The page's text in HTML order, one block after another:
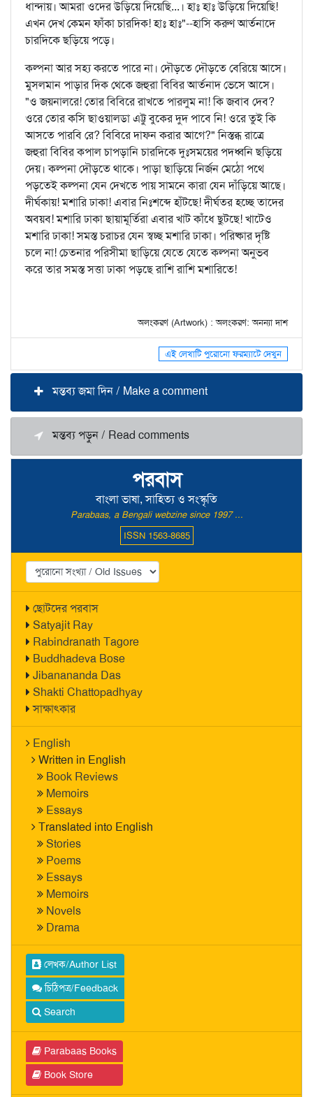
পরবাস
বাংলা ভাষা, সাহিত্য ও সংস্কৃতি
Parabaas, a Bengali webzine since 1997 ...
ISSN 1563-8685
ছোটদের পরবাস
Satyajit Ray
Rabindranath Tagore
Buddhadeva Bose
Jibanananda Das
Shakti Chattopadhyay
সাক্ষাৎকার
English
Written in English
Book Reviews
Memoirs
Essays
Translated into English
Stories
Poems
Essays
Memoirs
Novels
Drama
লেখক/Author List
চিঠিপত্র/Feedback
Search
Parabaas Books
Book Store
ধান্দায়। আমরা ওদের উড়িয়ে দিয়েছি...। হাঃ হাঃ উড়িয়ে দিয়েছি!
এখন দেখ কেমন ফাঁকা চারদিক! হাঃ হাঃ"--হাসি করুণ আর্তনাদে
চারদিকে ছড়িয়ে পড়ে।
কল্পনা আর সহ্য করতে পারে না। দৌড়তে দৌড়তে বেরিয়ে আসে।
মুসলমান পাড়ার দিক থেকে জহুরা বিবির আর্তনাদ ভেসে আসে।
"ও জয়নালরে! তোর বিবিরে রাখতে পারলুম না! কি জবাব দেব?
ওরে তোর কসি ছাওয়ালডা এট্টু বুকের দুদ পাবে নি! ওরে তুই কি
আসতে পারবি রে? বিবিরে দাফন করার আগে?" নিস্তব্ধ রাত্রে
জহুরা বিবির কপাল চাপড়ানি চারদিকে দুঃসময়ের পদধ্বনি ছড়িয়ে
দেয়। কল্পনা দৌড়তে থাকে। পাড়া ছাড়িয়ে নির্জন মেঠো পথে
পড়তেই কল্পনা যেন দেখতে পায় সামনে কারা যেন দাঁড়িয়ে আছে।
দীর্ঘকায়! মশারি ঢাকা! এবার নিঃশব্দে হাঁটছে! দীর্ঘতর হচ্ছে তাদের
অবয়ব! মশারি ঢাকা ছায়ামূর্তিরা এবার খাট কাঁধে ছুটছে! খাটেও
মশারি ঢাকা! সমস্ত চরাচর যেন স্বচ্ছ মশারি ঢাকা। পরিষ্কার দৃষ্টি
চলে না! চেতনার পরিসীমা ছাড়িয়ে যেতে যেতে কল্পনা অনুভব
করে তার সমস্ত সত্তা ঢাকা পড়ছে রাশি রাশি মশারিতে!
অলংকরণ (Artwork) : অলংকরণ: অনন্যা দাশ
এই লেখাটি পুরোনো ফরম্যাটে দেখুন
মন্তব্য জমা দিন / Make a comment
মন্তব্য পড়ুন / Read comments